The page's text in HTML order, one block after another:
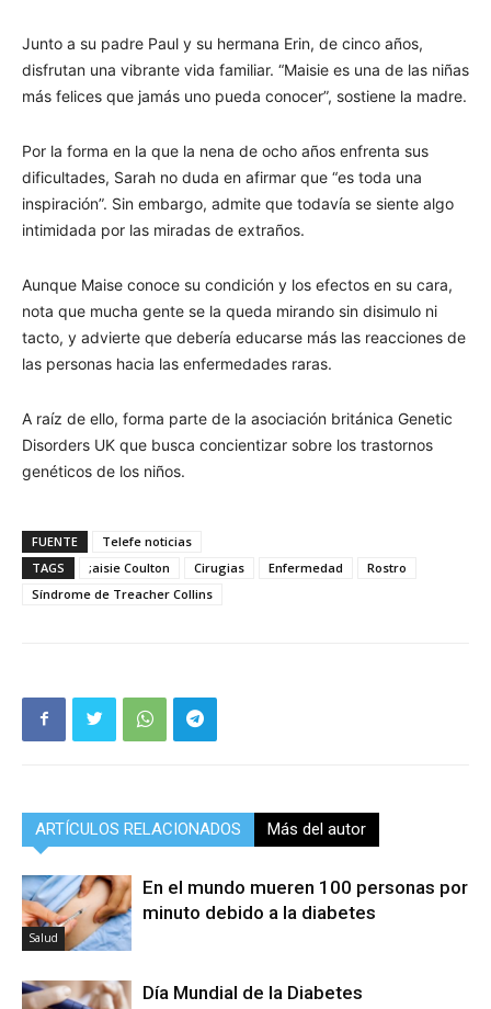
Junto a su padre Paul y su hermana Erin, de cinco años,
disfrutan una vibrante vida familiar. “Maisie es una de las niñas
más felices que jamás uno pueda conocer”, sostiene la madre.
Por la forma en la que la nena de ocho años enfrenta sus
dificultades, Sarah no duda en afirmar que “es toda una
inspiración”. Sin embargo, admite que todavía se siente algo
intimidada por las miradas de extraños.
Aunque Maise conoce su condición y los efectos en su cara,
nota que mucha gente se la queda mirando sin disimulo ni
tacto, y advierte que debería educarse más las reacciones de
las personas hacia las enfermedades raras.
A raíz de ello, forma parte de la asociación británica Genetic
Disorders UK que busca concientizar sobre los trastornos
genéticos de los niños.
FUENTE
Telefe noticias
TAGS
;aisie Coulton Cirugias Enfermedad
Rostro
Síndrome de Treacher Collins
ARTÍCULOS RELACIONADOS Más del autor
Salud
En el mundo mueren 100 personas por
minuto debido a la diabetes
Día Mundial de la Diabetes